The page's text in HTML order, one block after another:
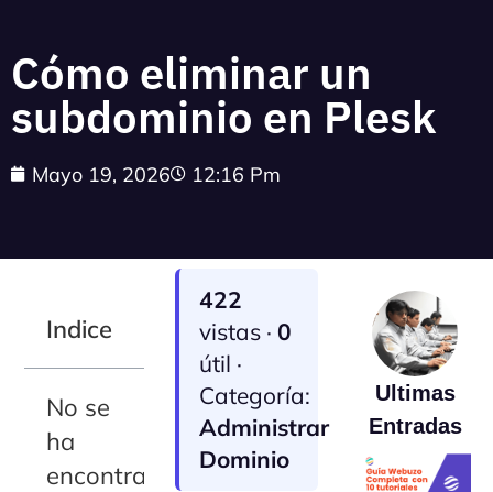
Cómo eliminar un
subdominio en Plesk
Mayo 19, 2026 12:16 Pm
Indice
No se
ha
encontrado
422
vistas ·0
útil ·
Categoría:
Administrar
Dominio
Ultimas
Entradas